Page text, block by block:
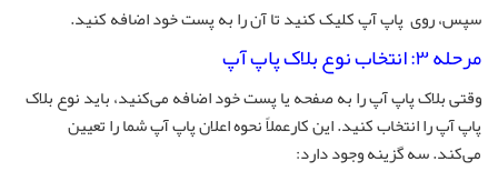
سپس، روی پاپ آپ کلیک کنید تا آن را به پست خود اضافه کنید.
مرحله ۳: انتخاب نوع بلاک پاپ آپ
وقتی بلاک پاپ آپ را به صفحه یا پست خود اضافه می‌کنید، باید نوع بلاک
پاپ آپ را انتخاب کنید. این کارعملاً نحوه اعلان پاپ آپ شما را تعیین
می‌کند. سه گزینه وجود دارد: